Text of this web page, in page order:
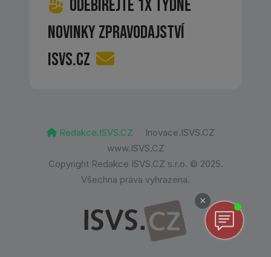
Odebírejte 1x týdně
novinky zpravodajství
ISVS.CZ
Redakce.ISVS.CZ
Inovace.ISVS.CZ
www.ISVS.CZ
Copyright Redakce ISVS.CZ s.r.o. © 2025.
Všechna práva vyhrazena.
×